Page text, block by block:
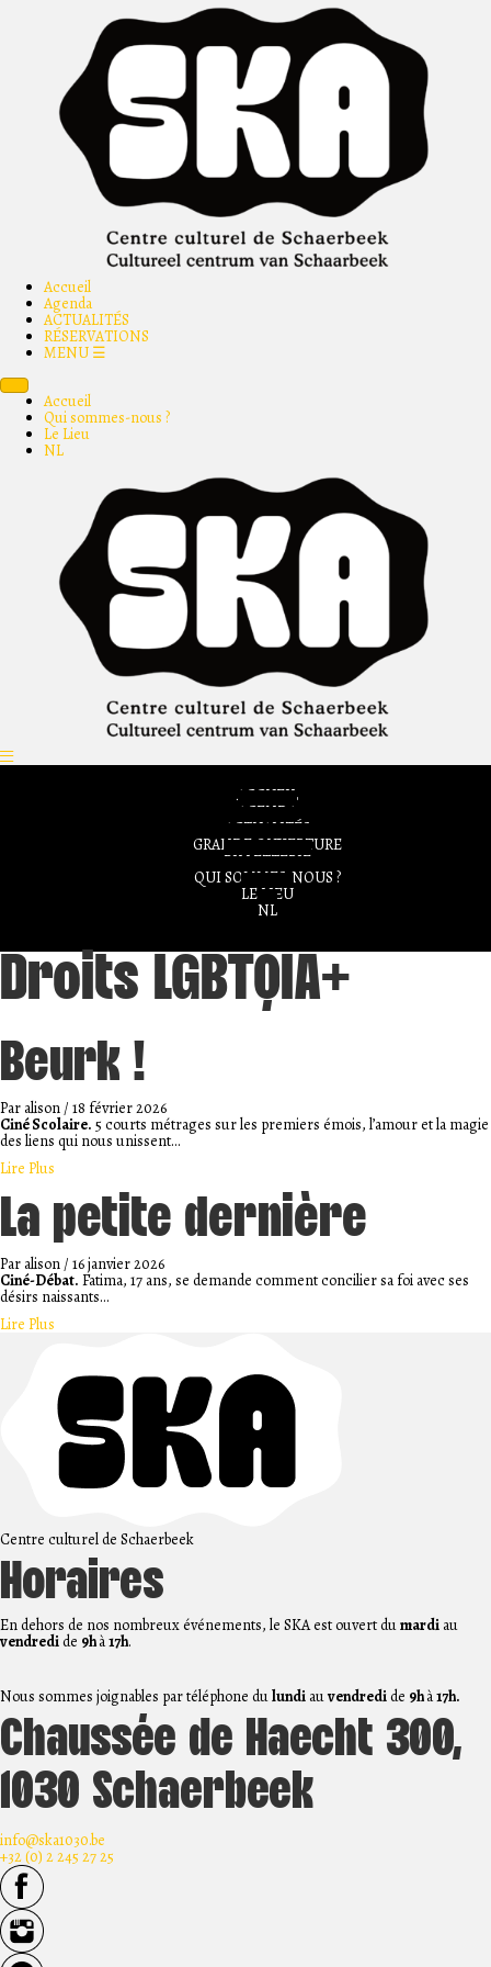
Accueil
Agenda
ACTUALITÉS
RÉSERVATIONS
MENU ☰
Accueil
Qui sommes-nous ?
Le Lieu
NL
ACCUEIL
AGENDA
ACTUALITÉS
GRANDE OUVERTURE
BILLETTERIE
QUI SOMMES-NOUS ?
LE LIEU
NL
Droits LGBTQIA+
Beurk !
Par alison / 18 février 2026
Ciné Scolaire. 5 courts métrages sur les premiers émois, l’amour et la magie
des liens qui nous unissent…
Lire Plus
La petite dernière
Par alison / 16 janvier 2026
Ciné-Débat. Fatima, 17 ans, se demande comment concilier sa foi avec ses
désirs naissants…
Lire Plus
Centre culturel de Schaerbeek
Horaires
En dehors de nos nombreux événements, le SKA est ouvert dumardi au
vendredide 9hà17h.
Nous sommes joignables par téléphone dulundi auvendredide 9hà17h.
Chaussée de Haecht 300,
1030 Schaerbeek
info@ska1030.be
+32 (0) 2 245 27 25